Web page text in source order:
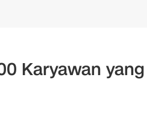
Karyawan yang